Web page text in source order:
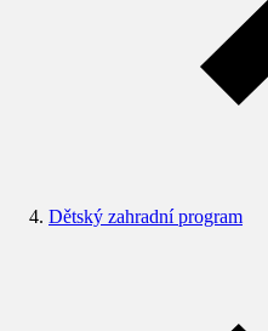
Dětský zahradní program